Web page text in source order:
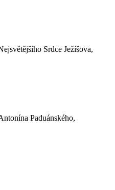
Srdce Ježíšova,
Paduánského,